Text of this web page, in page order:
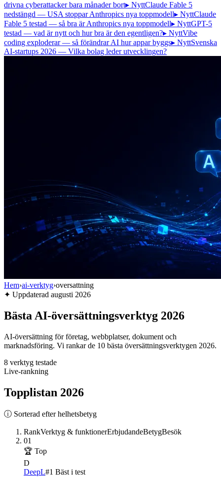
drivna cyberattacker bara månader bort▸ NyttClaude Fable 5
nedstängd — USA stoppar Anthropics nya toppmodell▸ NyttClaude
Fable 5 testad — så bra är Anthropics nya toppmodell▸ NyttGPT-5
testad — vad är nytt och hur bra är den egentligen?▸ NyttVibe
coding exploderar — så förändrar AI hur appar byggs▸ NyttSvenska
AI-startups 2026 — Vilka bolag leder utvecklingen?
Hem›ai-verktyg›oversattning
✦ Uppdaterad augusti 2026
Bästa AI-översättningsverktyg 2026
AI-översättning för företag, webbplatser, dokument och
marknadsföring. Vi rankar de 10 bästa översättningsverktygen 2026.
8 verktyg testade
Live-rankning
Topplistan 2026
ⓘ Sorterad efter helhetsbetyg
RankVerktyg & funktionerErbjudandeBetygBesök
01
🏆 Top
D
DeepL#1 Bäst i test